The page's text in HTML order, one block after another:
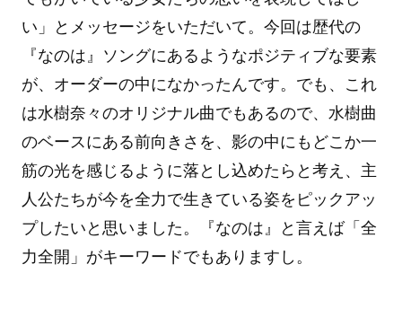
い」とメッセージをいただいて。今回は歴代の
『なのは』ソングにあるようなポジティブな要素
が、オーダーの中になかったんです。でも、これ
は水樹奈々のオリジナル曲でもあるので、水樹曲
のベースにある前向きさを、影の中にもどこか一
筋の光を感じるように落とし込めたらと考え、主
人公たちが今を全力で生きている姿をピックアッ
プしたいと思いました。『なのは』と言えば「全
力全開」がキーワードでもありますし。